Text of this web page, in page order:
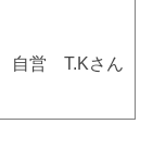
自営 T.Kさん